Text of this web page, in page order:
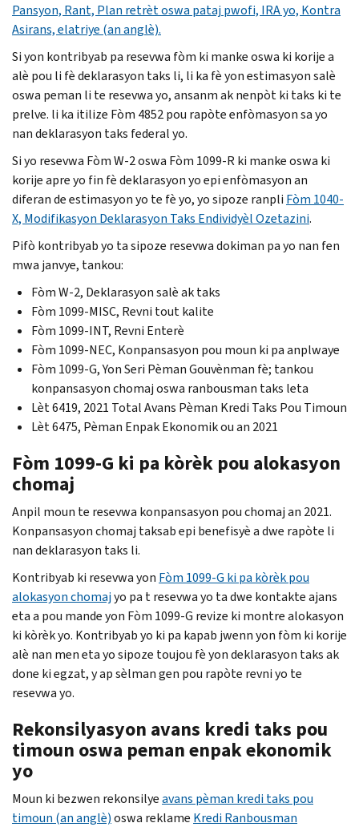
Pansyon, Rant, Plan retrèt oswa pataj pwofi, IRA yo, Kontra
Asirans, elatriye (an anglè).
Si yon kontribyab pa resevwa fòm ki manke oswa ki korije a
alè pou li fè deklarasyon taks li, li ka fè yon estimasyon salè
oswa peman li te resevwa yo, ansanm ak nenpòt ki taks ki te
prelve. li ka itilize Fòm 4852 pou rapòte enfòmasyon sa yo
nan deklarasyon taks federal yo.
Si yo resevwa Fòm W-2 oswa Fòm 1099-R ki manke oswa ki
korije apre yo fin fè deklarasyon yo epi enfòmasyon an
diferan de estimasyon yo te fè yo, yo sipoze ranpli Fòm 1040-
X, Modifikasyon Deklarasyon Taks Endividyèl Ozetazini.
Pifò kontribyab yo ta sipoze resevwa dokiman pa yo nan fen
mwa janvye, tankou:
Fòm W-2, Deklarasyon salè ak taks
Fòm 1099-MISC, Revni tout kalite
Fòm 1099-INT, Revni Enterè
Fòm 1099-NEC, Konpansasyon pou moun ki pa anplwaye
Fòm 1099-G, Yon Seri Pèman Gouvènman fè; tankou
konpansasyon chomaj oswa ranbousman taks leta
Lèt 6419, 2021 Total Avans Pèman Kredi Taks Pou Timoun
Lèt 6475, Pèman Enpak Ekonomik ou an 2021
Fòm 1099-G ki pa kòrèk pou alokasyon
chomaj
Anpil moun te resevwa konpansasyon pou chomaj an 2021.
Konpansasyon chomaj taksab epi benefisyè a dwe rapòte li
nan deklarasyon taks li.
Kontribyab ki resevwa yon Fòm 1099-G ki pa kòrèk pou
alokasyon chomajyo pa t resevwa yo ta dwe kontakte ajans
eta a pou mande yon Fòm 1099-G revize ki montre alokasyon
ki kòrèk yo. Kontribyab yo ki pa kapab jwenn yon fòm ki korije
alè nan men eta yo sipoze toujou fè yon deklarasyon taks ak
done ki egzat, y ap sèlman gen pou rapòte revni yo te
resevwa yo.
Rekonsilyasyon avans kredi taks pou
timoun oswa peman enpak ekonomik
yo
Moun ki bezwen rekonsilyeavans pèman kredi taks pou
timoun (an anglè)oswa reklame Kredi Ranbousman